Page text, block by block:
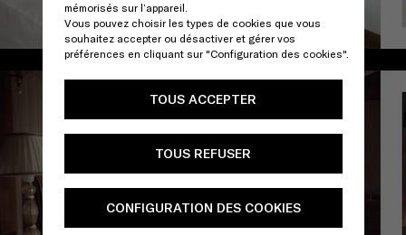
mémorisés sur l’appareil.
Vous pouvez choisir les types de cookies que vous
souhaitez accepter ou désactiver et gérer vos
préférences en cliquant sur "Configuration des cookies".
TOUS ACCEPTER
TOUS REFUSER
CONFIGURATION DES COOKIES